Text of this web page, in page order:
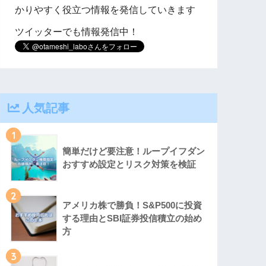
かりやすく役立つ情報を発信していきます
ツイッターでも情報発信中！
人気記事
1
簡単だけど要注意！ループイフダン
おすすめ設定とリスク対策を検証
2
アメリカ株で勝負！S&P500に投資
する理由とSBI証券投信積立の始め
方
3